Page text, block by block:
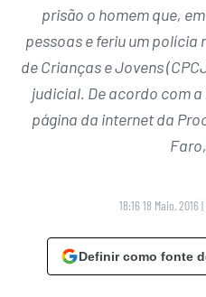
prisão o homem que,
pessoas e feriu um polícia
de Crianças e Jovens
judicial. De acordo com
página da internet da
18:16 18 Maio, 2016 |
Definir como fonte